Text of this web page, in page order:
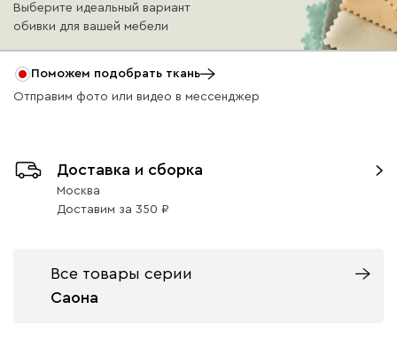
Бежевый Графит Жёлтый Изумруд
Бентори
Выберите идеальный вариант
обивки для вашей мебели
Поможем подобрать ткань
Отправим фото или видео в мессенджер
Доставка и сборка
Москва
Доставим за 350
Все товары серии
Саона